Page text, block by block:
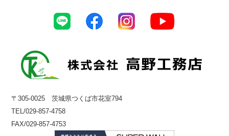
〒305-0025 茨城県つくば市花室794
TEL/029-857-4758
FAX/029-857-4753